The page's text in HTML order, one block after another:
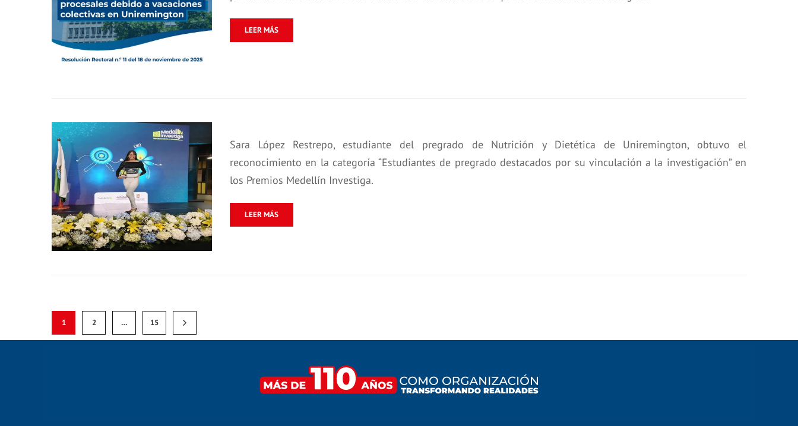
LEER MÁS
Sara López Restrepo, estudiante del pregrado de Nutrición y Dietética de Uniremington, obtuvo el
reconocimiento en la categoría “Estudiantes de pregrado destacados por su vinculación a la investigación” en
los Premios Medellín Investiga.
LEER MÁS
1 2 … 15